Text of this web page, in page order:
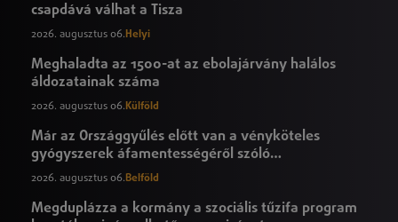
csapdává válhat a Tisza
2026. augusztus 06. Helyi
Meghaladta az 1500-at az ebolajárvány halálos
áldozatainak száma
2026. augusztus 06. Külföld
Már az Országgyűlés előtt van a vényköteles
gyógyszerek áfamentességéről szóló
törvényjavaslat
2026. augusztus 06.Belföld
Megduplázza a kormány a szociális tűzifa program